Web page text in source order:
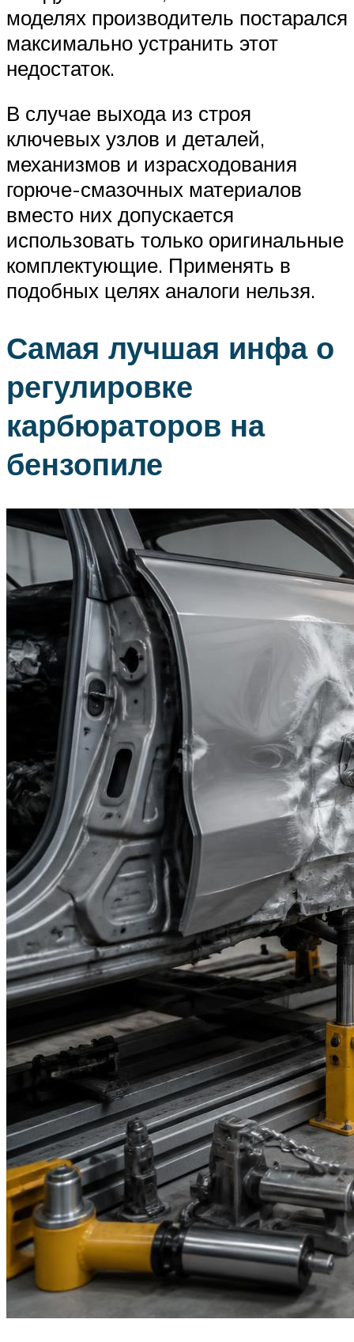
моделях производитель постарался
максимально устранить этот
недостаток.
В случае выхода из строя
ключевых узлов и деталей,
механизмов и израсходования
горюче-смазочных материалов
вместо них допускается
использовать только оригинальные
комплектующие. Применять в
подобных целях аналоги нельзя.
Самая лучшая инфа о
регулировке
карбюраторов на
бензопиле